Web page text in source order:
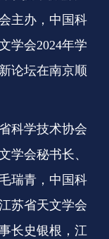
主办，中国科
学会2024年学
论坛在南京顺
科学技术协会
学会秘书长、
瑞青，中国科
苏省天文学会
长史银根，江